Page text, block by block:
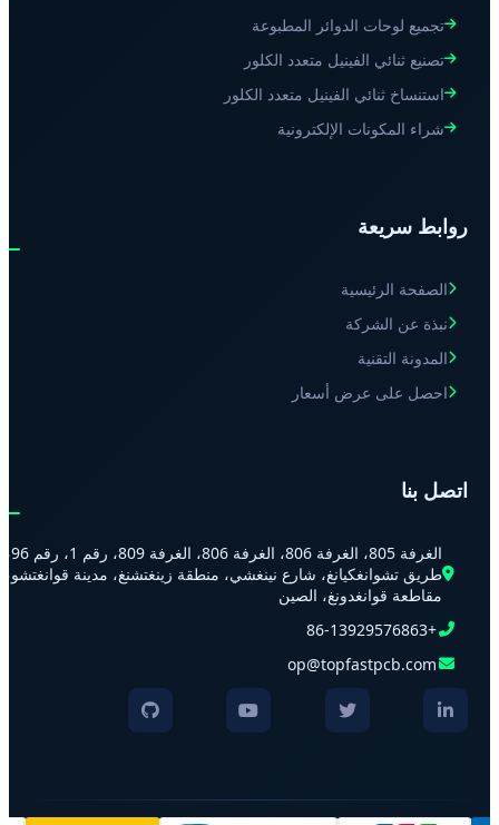
تجميع لوحات الدوائر المطبوعة
تصنيع ثنائي الفينيل متعدد الكلور
استنساخ ثنائي الفينيل متعدد الكلور
شراء المكونات الإلكترونية
روابط سريعة
الصفحة الرئيسية
نبذة عن الشركة
المدونة التقنية
احصل على عرض أسعار
اتصل بنا
الغرفة 805، الغرفة 806، الغرفة 806، الغرفة 809، رقم 1، رقم 96،
طريق تشوانغكيانغ، شارع نينغشي، منطقة زينغتشنغ، مدينة قوانغتشو،
مقاطعة قوانغدونغ، الصين
+86-13929576863
op@topfastpcb.com